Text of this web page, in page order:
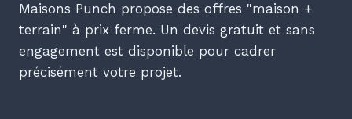
Maisons Punch propose des offres "maison +
terrain" à prix ferme. Un devis gratuit et sans
engagement est disponible pour cadrer
précisément votre projet.